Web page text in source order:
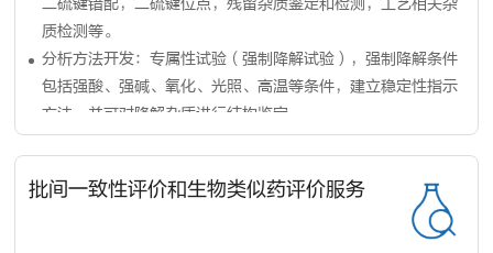
二硫键错配，二硫键位点，残留杂质鉴定和检测，工艺相关杂
质检测等。
分析方法开发：专属性试验（强制降解试验），强制降解条件
包括强酸、强碱、氧化、光照、高温等条件，建立稳定性指示
方法，并可对降解杂质进行结构鉴定。
批间一致性评价和生物类似药评价服务